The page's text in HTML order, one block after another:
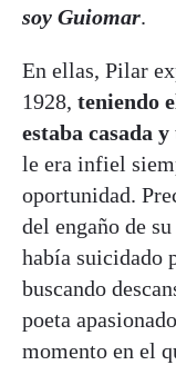
soy Guiomar.
En ellas, Pilar
1928, teniendo
estaba casada
le era infiel
oportunidad.
del engaño de
había suicidado
buscando
poeta
momento en el